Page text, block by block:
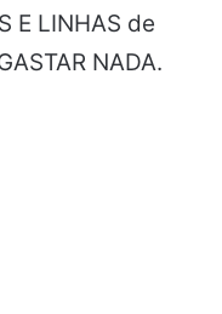
E LINHAS de
NADA.